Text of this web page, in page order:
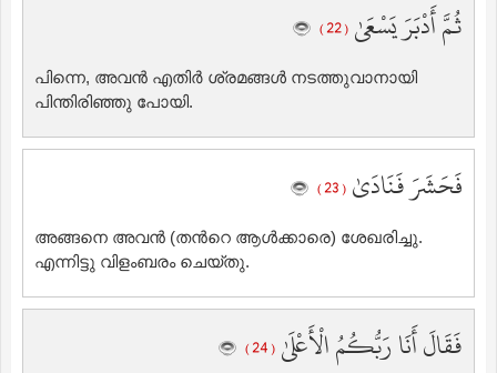
ثُمَّ أَدْبَرَ يَسْعَىٰ ( 22 )
പിന്നെ, അവന്‍ എതിര്‍ ശ്രമങ്ങള്‍ നടത്തുവാനായി
പിന്തിരിഞ്ഞു പോയി.
فَحَشَرَ فَنَادَىٰ ( 23 )
അങ്ങനെ അവന്‍ (തന്‍റെ ആള്‍ക്കാരെ) ശേഖരിച്ചു.
എന്നിട്ടു വിളംബരം ചെയ്തു.
فَقَالَ أَنَا رَبُّكُمُ الْأَعْلَىٰ ( 24 )